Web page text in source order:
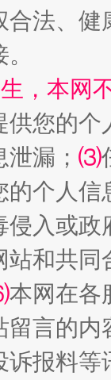
从幼
合法、
，本网
供您的个
漏； ⑶
个人
入或
和共
本网在各
留言的内
诉报料